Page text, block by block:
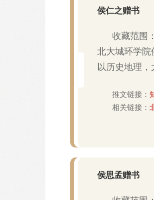
侯仁之赠书
收藏范围
北大城环学院
以历史地理，
推文链接：
相关链接：
侯思孟赠书